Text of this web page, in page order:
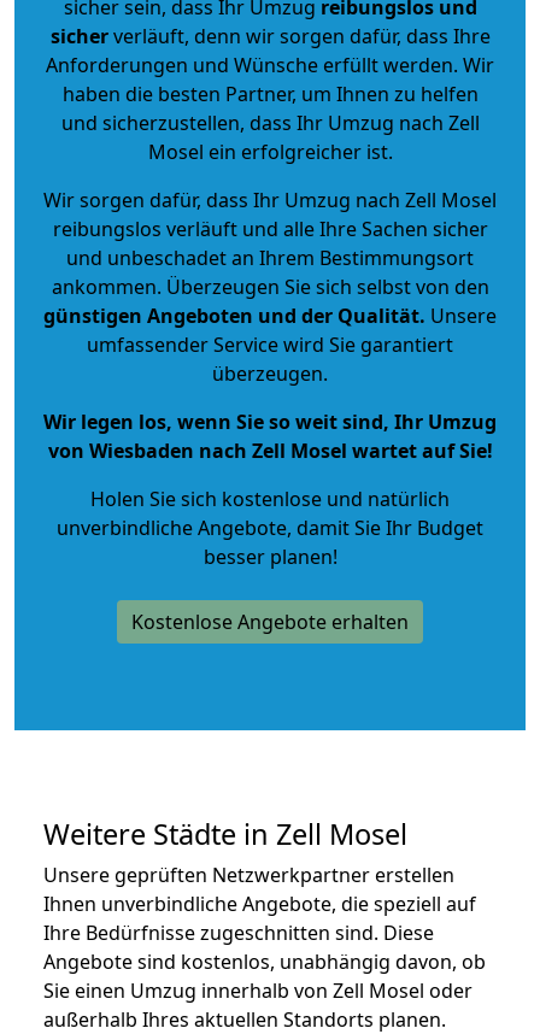
sicher sein, dass Ihr Umzug reibungslos und
sicherverläuft, denn wir sorgen dafür, dass Ihre
Anforderungen und Wünsche erfüllt werden. Wir
haben die besten Partner, um Ihnen zu helfen
und sicherzustellen, dass Ihr Umzug nach Zell
Mosel ein erfolgreicher ist.
Wir sorgen dafür, dass Ihr Umzug nach Zell Mosel
reibungslos verläuft und alle Ihre Sachen sicher
und unbeschadet an Ihrem Bestimmungsort
ankommen. Überzeugen Sie sich selbst von den
günstigen Angeboten und der Qualität. Unsere
umfassender Service wird Sie garantiert
überzeugen.
Wir legen los, wenn Sie so weit sind, Ihr Umzug
von Wiesbaden nach Zell Mosel wartet auf Sie!
Holen Sie sich kostenlose und natürlich
unverbindliche Angebote, damit Sie Ihr Budget
besser planen!
Kostenlose Angebote erhalten
Weitere Städte in Zell Mosel
Unsere geprüften Netzwerkpartner erstellen
Ihnen unverbindliche Angebote, die speziell auf
Ihre Bedürfnisse zugeschnitten sind. Diese
Angebote sind kostenlos, unabhängig davon, ob
Sie einen Umzug innerhalb von Zell Mosel oder
außerhalb Ihres aktuellen Standorts planen.